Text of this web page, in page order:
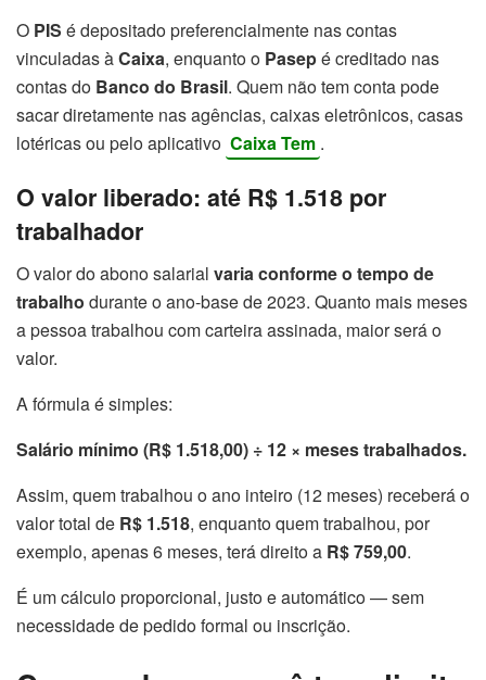
O PIS é depositado preferencialmente nas contas
vinculadas àCaixa, enquanto o Pasepé creditado nas
contas do Banco do Brasil. Quem não tem conta pode
sacar diretamente nas agências, caixas eletrônicos, casas
lotéricas ou pelo aplicativo Caixa Tem .
O valor liberado: até R$ 1.518 por
trabalhador
O valor do abono salarial varia conforme o tempo de
trabalho durante o ano-base de 2023. Quanto mais meses
a pessoa trabalhou com carteira assinada, maior será o
valor.
A fórmula é simples:
Salário mínimo (R$ 1.518,00) ÷ 12 × meses trabalhados.
Assim, quem trabalhou o ano inteiro (12 meses) receberá o
valor total de R$ 1.518, enquanto quem trabalhou, por
exemplo, apenas 6 meses, terá direito a R$ 759,00.
É um cálculo proporcional, justo e automático — sem
necessidade de pedido formal ou inscrição.